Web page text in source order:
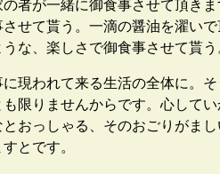
者が一緒に御食事させて頂き
せて貰う。一滴の醤油を濯い
な、楽しさで御食事させて貰う
現われて来る生活の全体に。
限りませんからです。心して
おっしゃる、そのおごりがま
とです。